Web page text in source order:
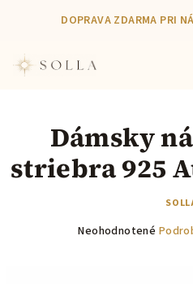
DOPRAVA ZDARMA PRI
Dámsky
striebra 925
Priemerné
Neohodnotené